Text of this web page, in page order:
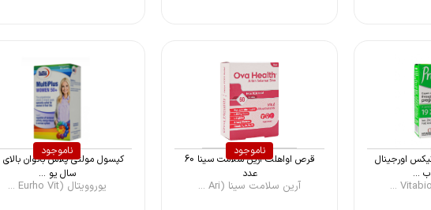
اورجینال
...
ناموجود
قرص اواهلث آرین سلامت سینا 60
عدد
آرین سلامت سینا (Ari ...
ناموجود
سال یو ...
یوروویتال (Eurho Vit ...